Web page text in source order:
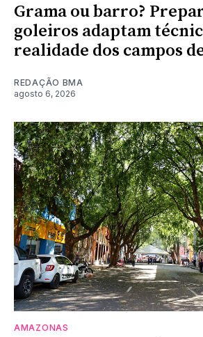
Grama ou barro?
goleiros adaptam
realidade dos campos
REDAÇÃO BMA
agosto 6, 2026
AMAZONAS